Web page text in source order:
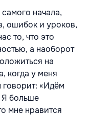
начала,
ошибок и уроков,
то, что это
а наоборот
на
когда у меня
«Идём
Я больше
мне нравится